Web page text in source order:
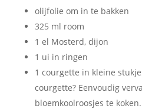
olijfolie om in te bakken
325 ml room
1 el Mosterd, dijon
1 ui in ringen
1 courgette in kleine
courgette? Eenvoudig
bloemkoolroosjes te koken.